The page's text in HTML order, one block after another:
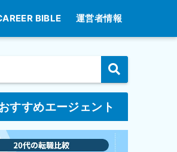
BIBLE 運営者情報
すすめエージェント